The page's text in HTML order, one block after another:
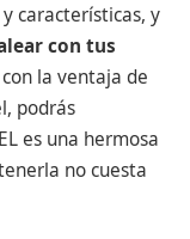
características, y
con tus
con la ventaja de
podrás
es una hermosa
no cuesta